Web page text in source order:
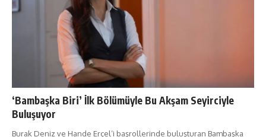
‘Bambaşka Biri’ İlk Bölümüyle Bu Akşam Seyirciyle
Buluşuyor
Burak Deniz ve Hande Erçel’i başrollerinde buluşturan Bambaşka